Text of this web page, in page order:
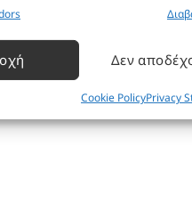
συνδυασμός μη ηλεκτρονικών
Προσδιορισμός συσκευών
αυτόματα.
πρόληψη απάτης
Δεν
Cookie PolicyPrivacy